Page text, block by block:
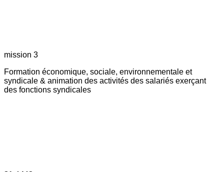
mission 3
Formation économique, sociale, environnementale et
syndicale & animation des activités des salariés exerçant
des fonctions syndicales